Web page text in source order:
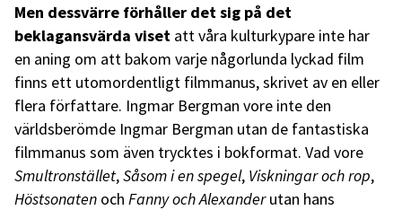
Men dessvärre förhåller det sig på det
beklagansvärda viset att våra kulturkypare inte har
en aning om att bakom varje någorlunda lyckad film
finns ett utomordentligt filmmanus, skrivet av en eller
flera författare. Ingmar Bergman vore inte den
världsberömde Ingmar Bergman utan de fantastiska
filmmanus som även trycktes i bokformat. Vad vore
Smultronstället,Såsom i en spegel, Viskningar och rop,
Höstsonaten och Fanny och Alexanderutan hans